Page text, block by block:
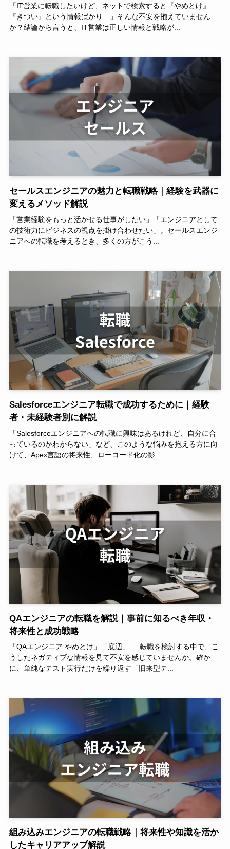
「IT営業に転職したいけど、ネットで検索すると『やめとけ』
『きつい』という情報ばかり…」そんな不安を抱えていません
か？結論から言うと、IT営業は正しい情報と戦略が...
セールスエンジニアの魅力と転職戦略｜経験を武器に
変えるメソッド解説
「営業経験をもっと活かせる仕事がしたい」「エンジニアとして
の技術力にビジネスの視点を掛け合わせたい」。セールスエンジ
ニアへの転職を考えるとき、多くの方がこう...
Salesforceエンジニア転職で成功するために｜経験
者・未経験者別に解説
「Salesforceエンジニアへの転職に興味はあるけれど、自分に合
っているのかわからない」など、このような悩みを抱える方に向
けて、Apex言語の将来性、ローコード化の影...
QAエンジニアの転職を解説｜事前に知るべき年収・
将来性と成功戦略
「QAエンジニア やめとけ」「底辺」──転職を検討する中で、こ
うしたネガティブな情報を見て不安を感じていませんか。確か
に、単純なテスト実行だけを繰り返す「旧来型テ...
組み込みエンジニアの転職戦略｜将来性や知識を活か
したキャリアアップ解説